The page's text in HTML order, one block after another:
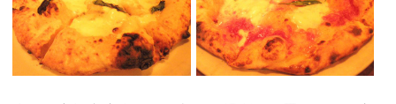
ここはとっても人気店で、週末は予約しないと入れな
いほどです。日曜日の夜に予約をとって行ったのです
が見事満席でした。
店内はあまり広くありませんが、ピザを焼く石窯が印
象的でとても雰囲気のあるお店でした。